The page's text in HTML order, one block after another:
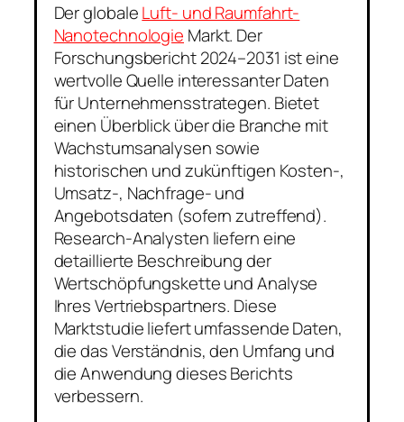
Der globaleLuft- und Raumfahrt-
Nanotechnologie Markt. Der
Forschungsbericht 2024–2031 ist eine
wertvolle Quelle interessanter Daten
für Unternehmensstrategen. Bietet
einen Überblick über die Branche mit
Wachstumsanalysen sowie
historischen und zukünftigen Kosten-,
Umsatz-, Nachfrage- und
Angebotsdaten (sofern zutreffend).
Research-Analysten liefern eine
detaillierte Beschreibung der
Wertschöpfungskette und Analyse
Ihres Vertriebspartners. Diese
Marktstudie liefert umfassende Daten,
die das Verständnis, den Umfang und
die Anwendung dieses Berichts
verbessern.